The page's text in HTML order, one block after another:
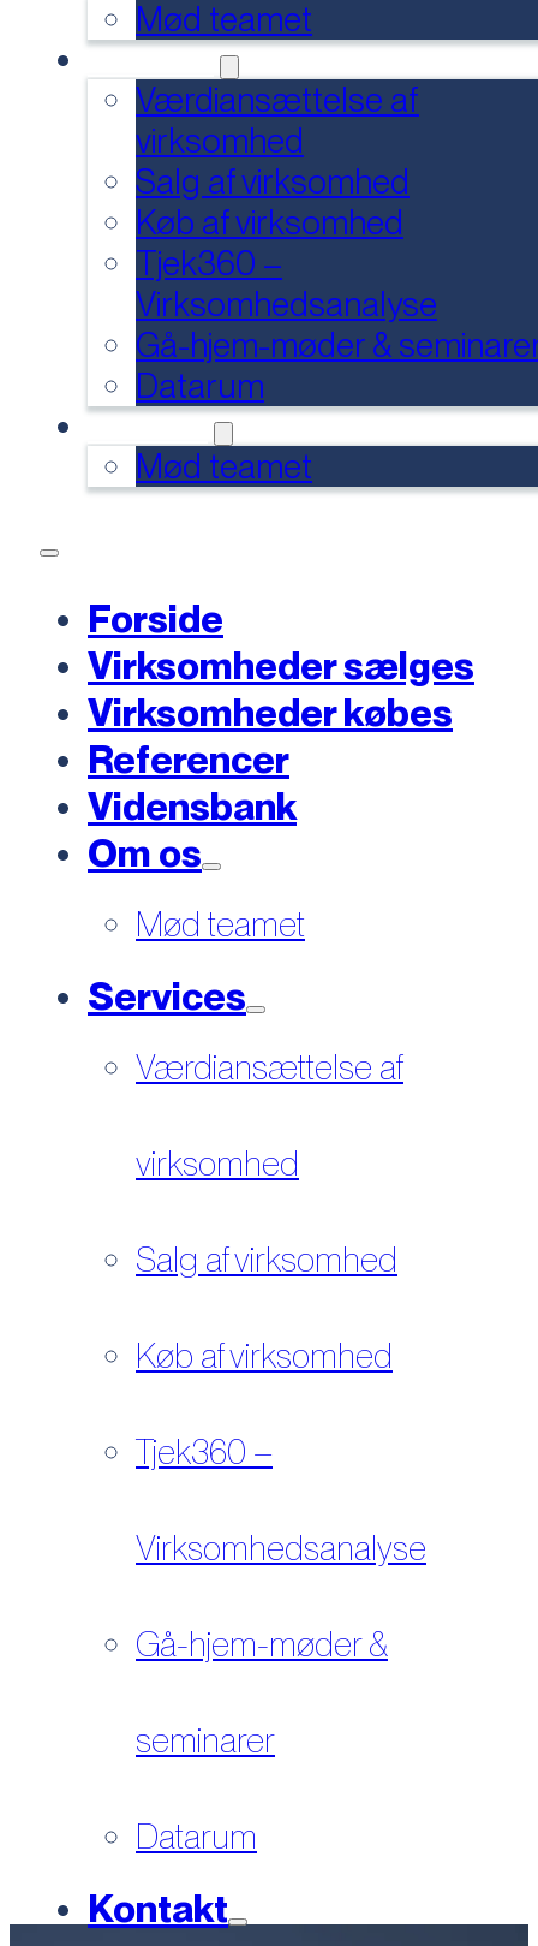
Mød teamet
Værdiansættelse af
virksomhed
Salg af virksomhed
Køb af virksomhed
Tjek360 –
Virksomhedsanalyse
Gå-hjem-møder &
Datarum
Mød teamet
Forside
Virksomheder sælges
Virksomheder købes
Referencer
Vidensbank
Om os
Mød teamet
Services
Værdiansættelse af
virksomhed
Salg af virksomhed
Køb af virksomhed
Tjek360 –
Virksomhedsanalyse
Gå-hjem-møder &
seminarer
Datarum
Kontakt